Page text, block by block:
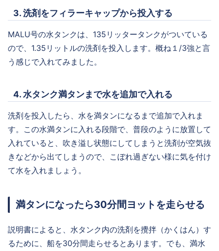
3. 洗剤をフィラーキャップから投入する
MALU号の水タンクは、135リッタータンクがついている
ので、1.35リットルの洗剤を投入します。概ね１/3強と言
う感じで入れてみました。
4. 水タンク満タンまで水を追加で入れる
洗剤を投入したら、水を満タンになるまで追加で入れま
す。この水満タンに入れる段階で、普段のように放置して
入れていると、吹き溢し状態にしてしまうと洗剤が空気抜
きなどから出てしまうので、こぼれ過ぎない様に気を付け
て水を入れましょう。
満タンになったら30分間ヨットを走らせる
説明書によると、水タンク内の洗剤を攪拌（かくはん）す
るために、船を30分間走らせるとあります。でも、満水